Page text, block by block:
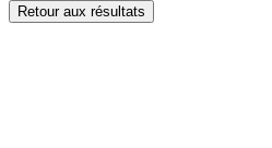
Retour aux résultats